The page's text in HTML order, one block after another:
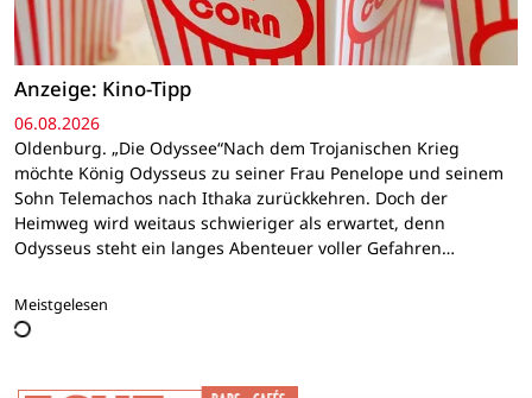
Anzeige: Kino-Tipp
06.08.2026
Oldenburg. „Die Odyssee“Nach dem Trojanischen Krieg
möchte König Odysseus zu seiner Frau Penelope und seinem
Sohn Telemachos nach Ithaka zurückkehren. Doch der
Heimweg wird weitaus schwieriger als erwartet, denn
Odysseus steht ein langes Abenteuer voller Gefahren…
Meistgelesen